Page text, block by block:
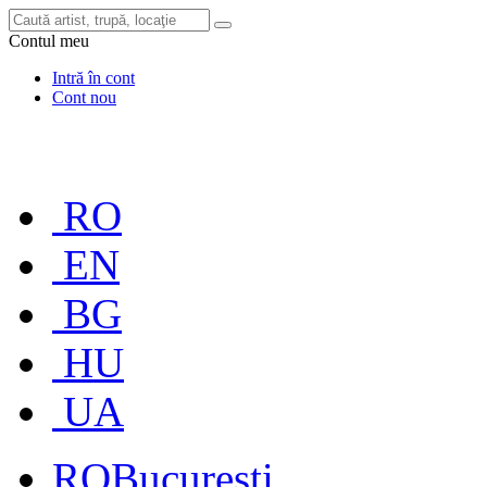
Contul meu
Intră în cont
Cont nou
RO
EN
BG
HU
UA